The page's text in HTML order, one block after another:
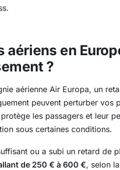
aériens en
?
aérienne Air Europa, un
peuvent perturber vos
protège les passagers et leur
sous certaines conditions.
ou a subi un retard de
de 250 € à 600 €, selon